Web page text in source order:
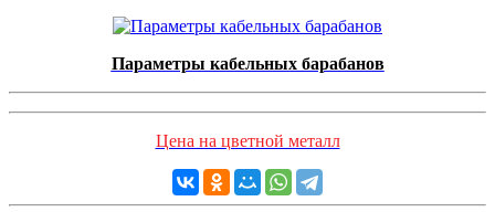
Параметры кабельных барабанов
Цена на цветной металл